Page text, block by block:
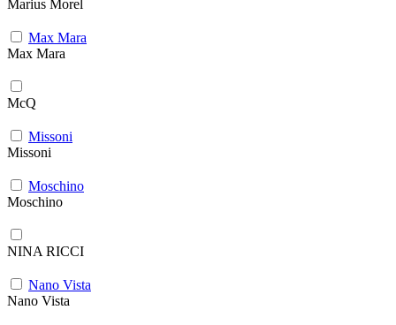
Marius Morel
Max Mara
Max Mara
McQ
Missoni
Missoni
Moschino
Moschino
NINA RICCI
Nano Vista
Nano Vista